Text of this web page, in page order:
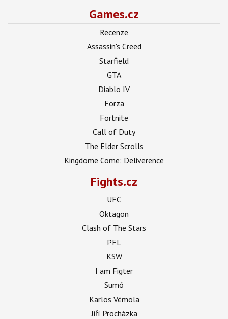
Games.cz
Recenze
Assassin's Creed
Starfield
GTA
Diablo IV
Forza
Fortnite
Call of Duty
The Elder Scrolls
Kingdome Come: Deliverence
Fights.cz
UFC
Oktagon
Clash of The Stars
PFL
KSW
I am Figter
Sumó
Karlos Vémola
Jiří Procházka